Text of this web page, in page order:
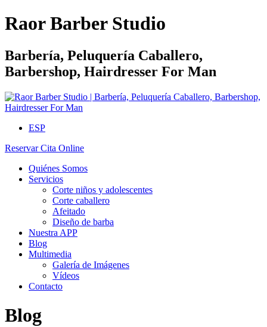
Raor Barber Studio
Barbería, Peluquería Caballero,
Barbershop, Hairdresser For Man
ESP
Reservar Cita Online
Quiénes Somos
Servicios
Corte niños y adolescentes
Corte caballero
Afeitado
Diseño de barba
Nuestra APP
Blog
Multimedia
Galería de Imágenes
Vídeos
Contacto
Blog